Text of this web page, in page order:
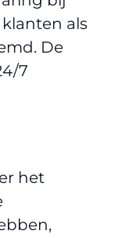
als
De
7
het